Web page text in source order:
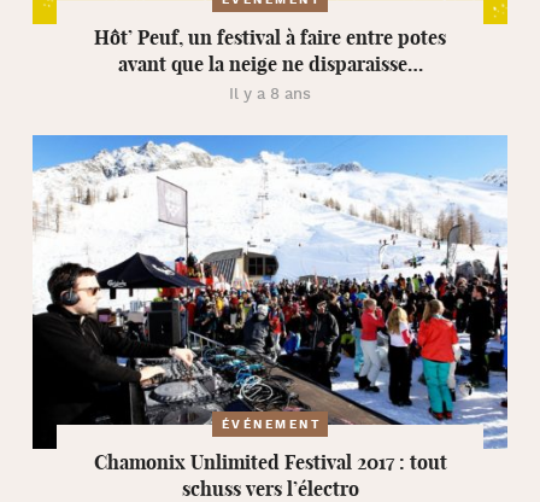
Hôt’ Peuf, un festival à faire entre potes
avant que la neige ne disparaisse…
Il y a 8 ans
ÉVÉNEMENT
Chamonix Unlimited Festival 2017 : tout
schuss vers l’électro